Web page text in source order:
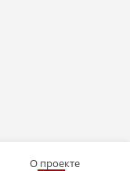
О проекте